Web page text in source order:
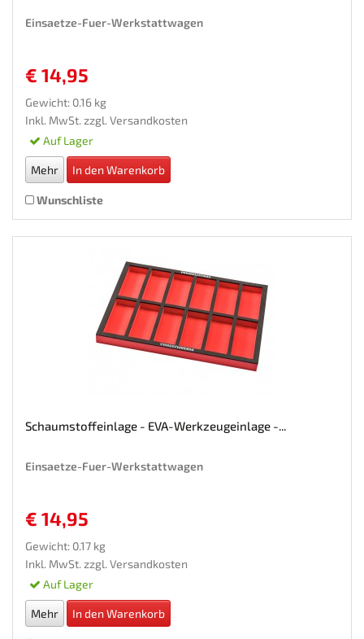
Einsaetze-Fuer-Werkstattwagen
€ 14,95
Gewicht: 0.16 kg
Inkl. MwSt. zzgl. Versandkosten
Auf Lager
Mehr In den Warenkorb
Wunschliste
Schaumstoffeinlage - EVA-Werkzeugeinlage -...
Einsaetze-Fuer-Werkstattwagen
€ 14,95
Gewicht: 0.17 kg
Inkl. MwSt. zzgl. Versandkosten
Auf Lager
Mehr In den Warenkorb